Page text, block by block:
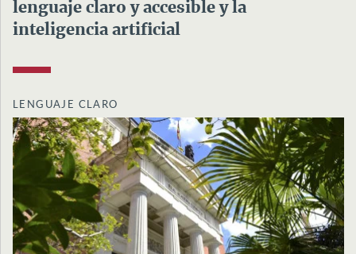
lenguaje claro y accesible y la
inteligencia artificial
LENGUAJE CLARO